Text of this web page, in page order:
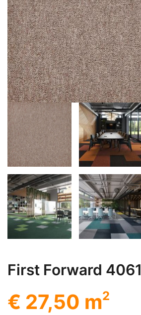
First Forward 4061
€ 27,50 m2